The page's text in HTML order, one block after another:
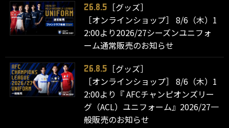
26.8.5
［グッズ］
［オンラインショップ］ 8/6（木）1
2:00より2026/27シーズンユニフォ
ーム通常販売のお知らせ
26.8.5
［グッズ］
［オンラインショップ］ 8/6（木）1
2:00より『 AFCチャンピオンズリー
グ（ACL）ユニフォーム』2026/27一
般販売のお知らせ